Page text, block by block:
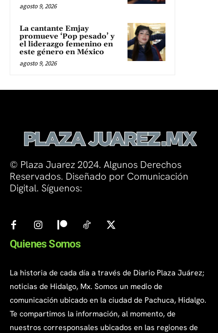
agosto 9, 2026
La cantante Emjay
promueve ‘Pop pesado’ y
el liderazgo femenino en
este género en México
agosto 9, 2026
© Plaza Juarez 2024. Algunos Derechos
Reservados. Diseñado por Comunicación
Digital. Síguenos:
Quienes Somos
La historia de cada día a través de Diario Plaza Juárez;
noticias de Hidalgo, Mx. Somos un medio de
comunicación ubicado en la ciudad de Pachuca, Hidalgo.
Te compartimos la información, al momento, de
nuestros corresponsales ubicados en las regiones de